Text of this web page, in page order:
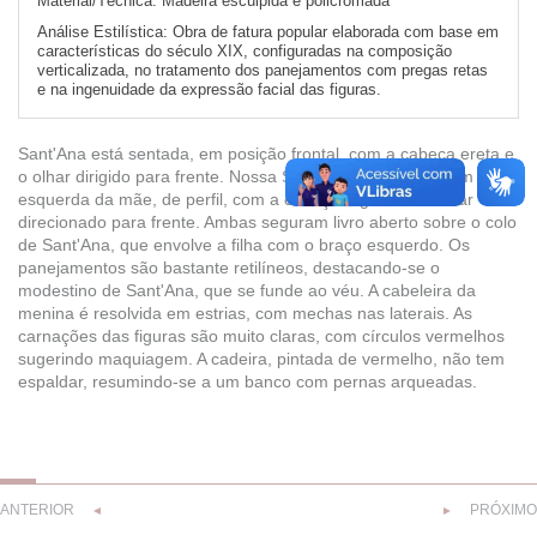
Análise Estilística: Obra de fatura popular elaborada com base em
características do século XIX, configuradas na composição
verticalizada, no tratamento dos panejamentos com pregas retas
e na ingenuidade da expressão facial das figuras.
Sant'Ana está sentada, em posição frontal, com a cabeça ereta e
o olhar dirigido para frente. Nossa Senhora menina está em pé, à
esquerda da mãe, de perfil, com a cabeça erguida e o olhar
direcionado para frente. Ambas seguram livro aberto sobre o colo
de Sant'Ana, que envolve a filha com o braço esquerdo. Os
panejamentos são bastante retilíneos, destacando-se o
modestino de Sant'Ana, que se funde ao véu. A cabeleira da
menina é resolvida em estrias, com mechas nas laterais. As
carnações das figuras são muito claras, com círculos vermelhos
sugerindo maquiagem. A cadeira, pintada de vermelho, não tem
espaldar, resumindo-se a um banco com pernas arqueadas.
ANTERIOR ◄ ► PRÓXIMO